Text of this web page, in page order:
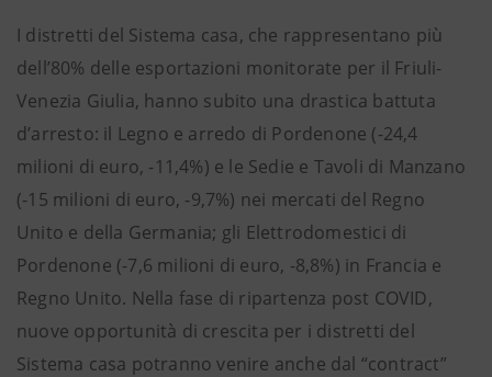
I distretti del Sistema casa, che rappresentano più
dell’80% delle esportazioni monitorate per il Friuli-
Venezia Giulia, hanno subito una drastica battuta
d’arresto: il Legno e arredo di Pordenone (-24,4
milioni di euro, -11,4%) e le Sedie e Tavoli di Manzano
(-15 milioni di euro, -9,7%) nei mercati del Regno
Unito e della Germania; gli Elettrodomestici di
Pordenone (-7,6 milioni di euro, -8,8%) in Francia e
Regno Unito. Nella fase di ripartenza post COVID,
nuove opportunità di crescita per i distretti del
Sistema casa potranno venire anche dal “contract”